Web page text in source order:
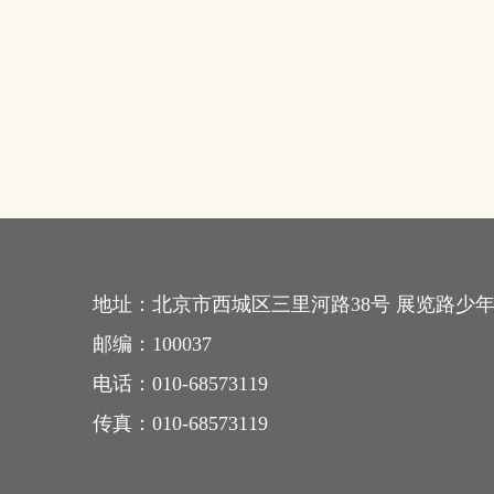
地址： 北京市西城区三里河路38号 展览路少
邮编： 100037
电话： 010-68573119
传真： 010-68573119